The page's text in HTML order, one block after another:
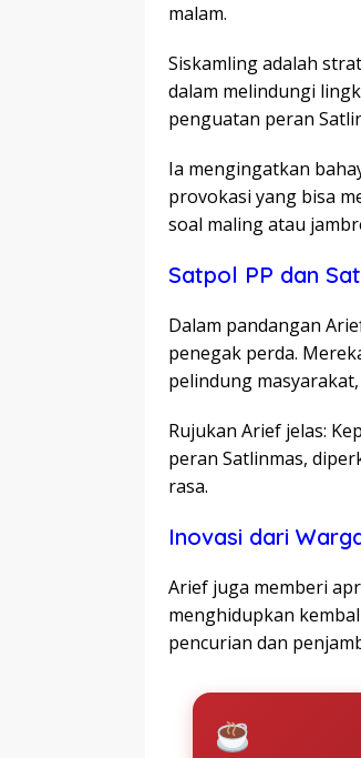
malam.
Siskamling adalah
dalam melindungi
penguatan peran
Ia mengingatkan
provokasi yang bisa
soal maling atau
Satpol PP dan
Dalam pandangan
penegak perda.
pelindung
Rujukan Arief jelas:
peran Satlinmas,
rasa.
Inovasi dari
Arief juga memberi
menghidupkan
pencurian dan